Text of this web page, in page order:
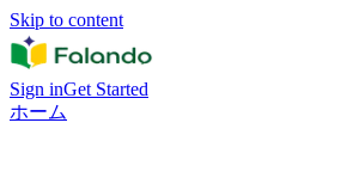
Skip to content
Sign inGet Started
ホーム